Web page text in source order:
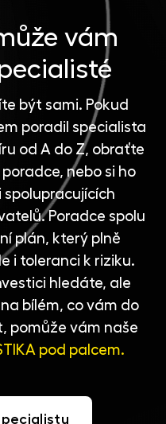
vám
být sami. Pokud
poradil specialista
od A do Z, obraťte
nebo si ho
. Poradce spolu
plán, který plně
i toleranci k riziku.
hledáte, ale
bílém, co vám do
pomůže vám naše
pod palcem.